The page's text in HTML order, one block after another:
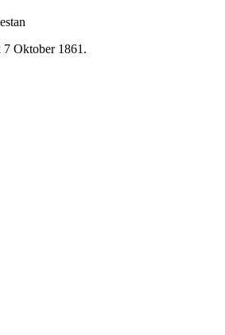
7 Oktober 1861.